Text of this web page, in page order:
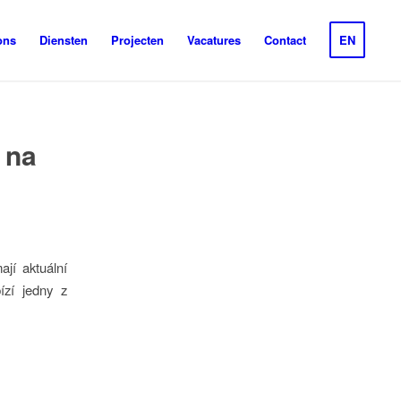
Diensten Projecten Vacatures Contact EN
aktuální
jedny z